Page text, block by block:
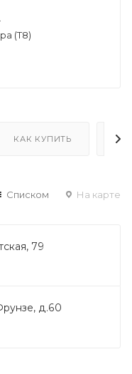
(Т8)
КАК КУПИТЬ
Списком На карте
79
д.60